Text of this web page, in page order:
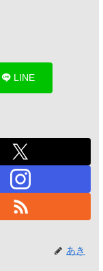
LINE
あき